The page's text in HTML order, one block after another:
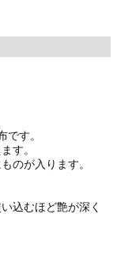
す。
す。
のが入ります。
込むほど艶が深く